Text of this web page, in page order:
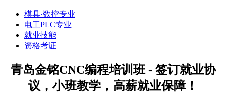
模具·数控专业
电工PLC专业
就业技能
资格考证
青岛金铭CNC编程培训班 - 签订就业协
议，小班教学，高薪就业保障！